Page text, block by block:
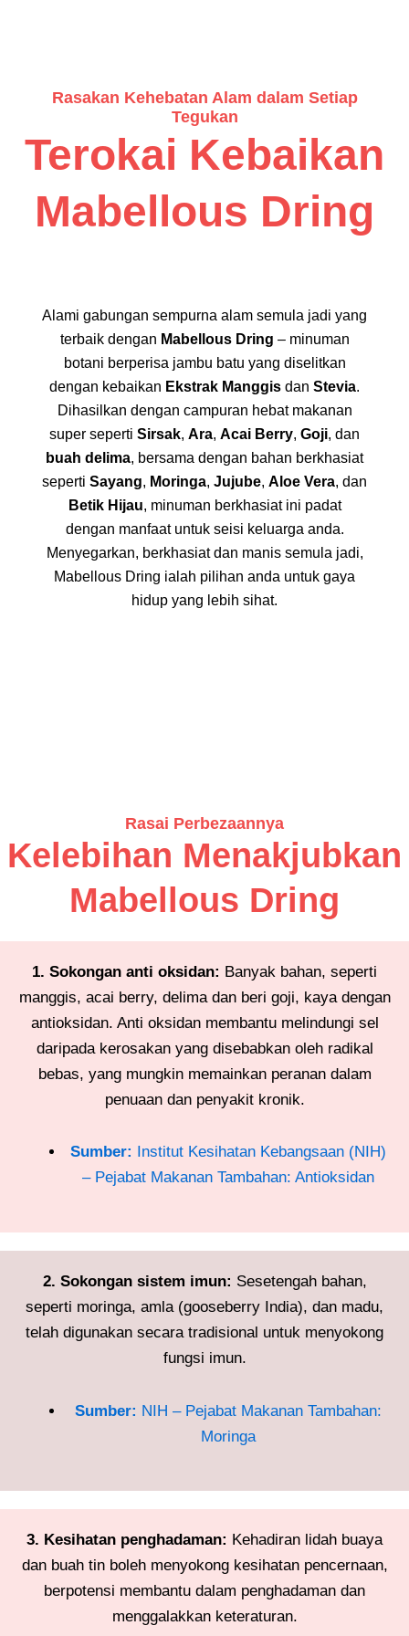
Rasakan Kehebatan Alam dalam Setiap
Tegukan
Terokai Kebaikan
Mabellous Dring
Alami gabungan sempurna alam semula jadi yang
terbaik dengan Mabellous Dring – minuman
botani berperisa jambu batu yang diselitkan
dengan kebaikan Ekstrak Manggis dan Stevia.
Dihasilkan dengan campuran hebat makanan
super seperti Sirsak, Ara, Acai Berry, Goji, dan
buah delima, bersama dengan bahan berkhasiat
seperti Sayang, Moringa, Jujube, Aloe Vera, dan
Betik Hijau, minuman berkhasiat ini padat
dengan manfaat untuk seisi keluarga anda.
Menyegarkan, berkhasiat dan manis semula jadi,
Mabellous Dring ialah pilihan anda untuk gaya
hidup yang lebih sihat.
Rasai Perbezaannya
Kelebihan Menakjubkan
Mabellous Dring
1. Sokongan anti oksidan: Banyak bahan, seperti
manggis, acai berry, delima dan beri goji, kaya dengan
antioksidan. Anti oksidan membantu melindungi sel
daripada kerosakan yang disebabkan oleh radikal
bebas, yang mungkin memainkan peranan dalam
penuaan dan penyakit kronik.
Sumber: Institut Kesihatan Kebangsaan (NIH)
– Pejabat Makanan Tambahan: Antioksidan
2. Sokongan sistem imun: Sesetengah bahan,
seperti moringa, amla (gooseberry India), dan madu,
telah digunakan secara tradisional untuk menyokong
fungsi imun.
Sumber: NIH – Pejabat Makanan Tambahan:
Moringa
3. Kesihatan penghadaman: Kehadiran lidah buaya
dan buah tin boleh menyokong kesihatan pencernaan,
berpotensi membantu dalam penghadaman dan
menggalakkan keteraturan.